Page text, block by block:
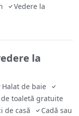
Vedere la
la
Halat de baie
toaletă gratuite
de casă
Cadă sau